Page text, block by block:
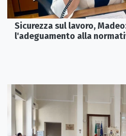
Sicurezza sul lavoro,
l'adeguamento alla